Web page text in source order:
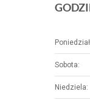
Sobota:
Niedziela: